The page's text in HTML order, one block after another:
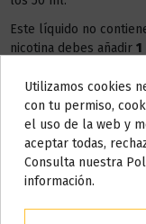
Este líquido no
nicotina debes añadir 1
Nos
Todos los pedidos
Utilizamos cookies
con tu permiso,
el uso de la web y
aceptar todas,
Consulta nuestra
información.